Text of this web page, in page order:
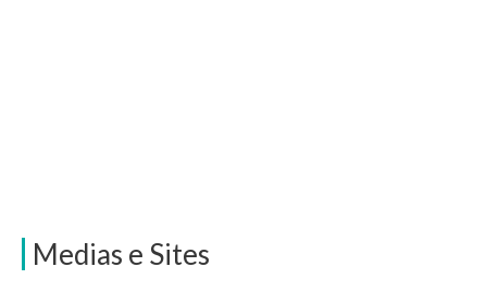
Medias e Sites